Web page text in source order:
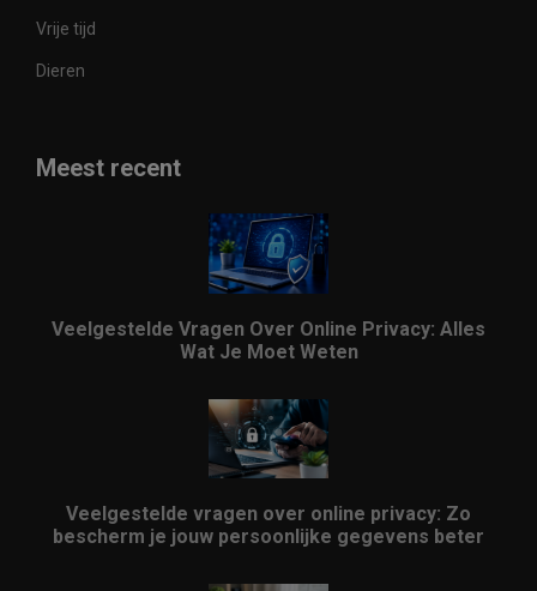
Vrije tijd
Dieren
Meest recent
Veelgestelde Vragen Over Online Privacy: Alles
Wat Je Moet Weten
Veelgestelde vragen over online privacy: Zo
bescherm je jouw persoonlijke gegevens beter